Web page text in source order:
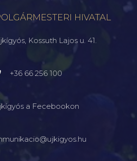
HIVATAL
Kossuth Lajos u. 41.
+36 66 256 100
a Fecebookon